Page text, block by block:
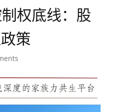
门、集团或关联公
未来业绩。
金可能低于投资
付更多。汇率的变
或投资收入产生不
报告的分析师可能
权底线：股
策